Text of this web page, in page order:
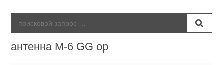
антенна M-6 GG ор